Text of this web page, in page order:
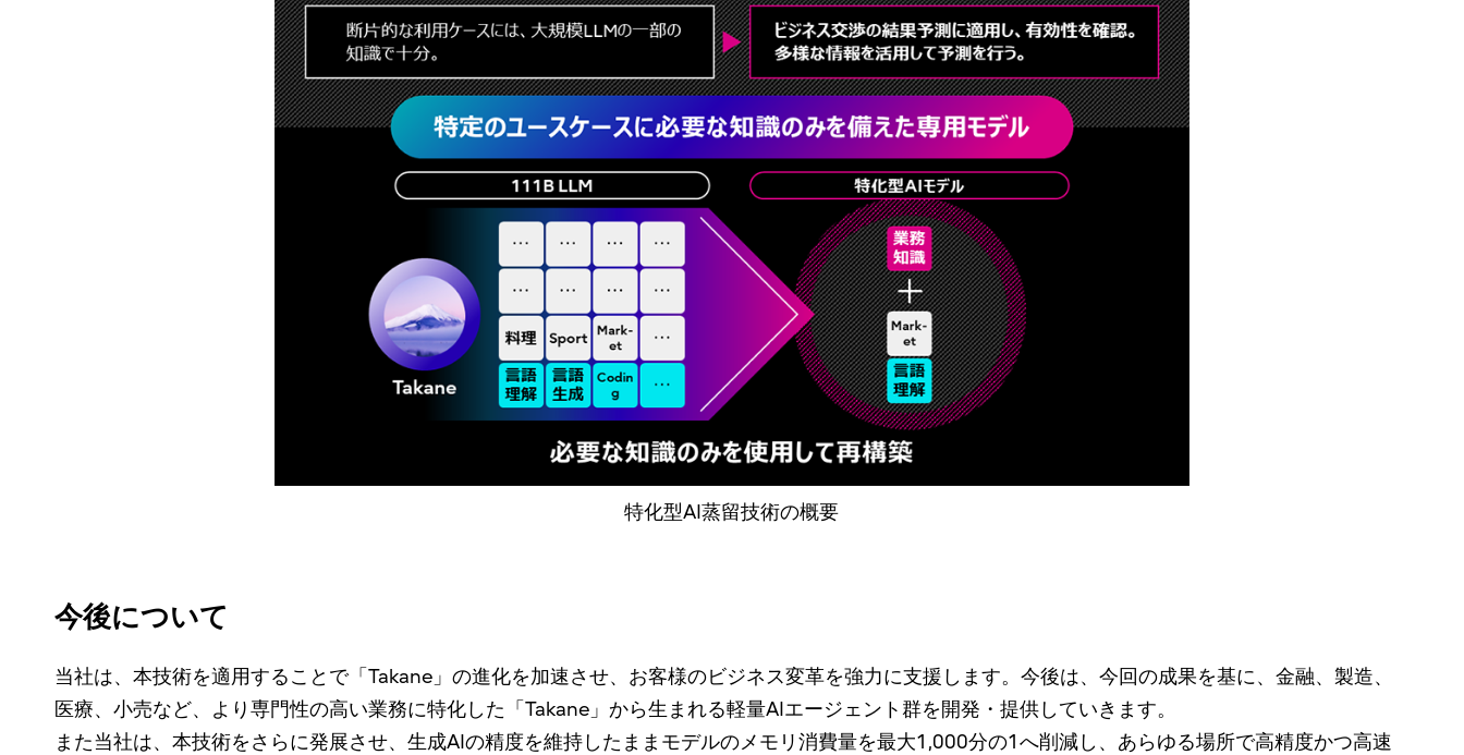
特化型AI蒸留技術の概要
今後について
当社は、本技術を適用することで「Takane」の進化を加速させ、お客様のビジネス変革を強力に支援します。今後は、今回の成果を基に、金融、製造、
医療、小売など、より専門性の高い業務に特化した「Takane」から生まれる軽量AIエージェント群を開発・提供していきます。
また当社は、本技術をさらに発展させ、生成AIの精度を維持したままモデルのメモリ消費量を最大1,000分の1へ削減し、あらゆる場所で高精度かつ高速